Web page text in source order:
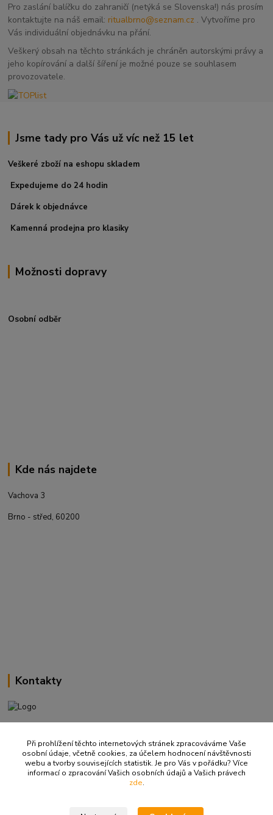
Pro zaslání balíčku do zahraničí (netýká se Slovenska!) nás prosím
kontaktujte na náš email: ritualbrno@seznam.cz . Vytvoříme pro
Vás individuální objednávku na přání.
Veškerý obsah na těchto stránkách je chráněn autorskými právy a
jeho kopírování a další šíření je možné pouze se souhlasem
provozovatele.
Jsme tady pro Vás už víc než 15 let
Veškeré zboží na eshopu skladem
Expedujeme do 24 hodin
Dárek k objednávce
Kamenná prodejna pro klasiky
Možnosti dopravy
Osobní odběr
Kde nás najdete
Vachova 3
Brno - střed, 60200
Kontakty
(Po-Pá, 9-18 hod.)
info@ritualbrno-eshop.cz
Při prohlížení těchto internetových stránek zpracováváme Vaše
osobní údaje, včetně cookies, za účelem hodnocení návštěvnosti
webu a tvorby souvisejících statistik. Je pro Vás v pořádku? Více
informací o zpracování Vašich osobních údajů a Vašich právech
zde.